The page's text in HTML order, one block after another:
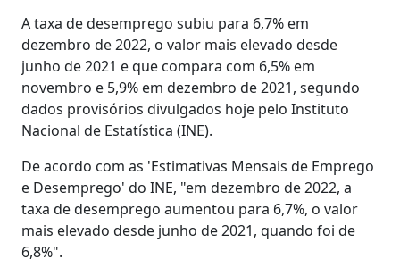
A taxa de desemprego subiu para 6,7% em
dezembro de 2022, o valor mais elevado desde
junho de 2021 e que compara com 6,5% em
novembro e 5,9% em dezembro de 2021, segundo
dados provisórios divulgados hoje pelo Instituto
Nacional de Estatística (INE).
De acordo com as 'Estimativas Mensais de Emprego
e Desemprego' do INE, "em dezembro de 2022, a
taxa de desemprego aumentou para 6,7%, o valor
mais elevado desde junho de 2021, quando foi de
6,8%".